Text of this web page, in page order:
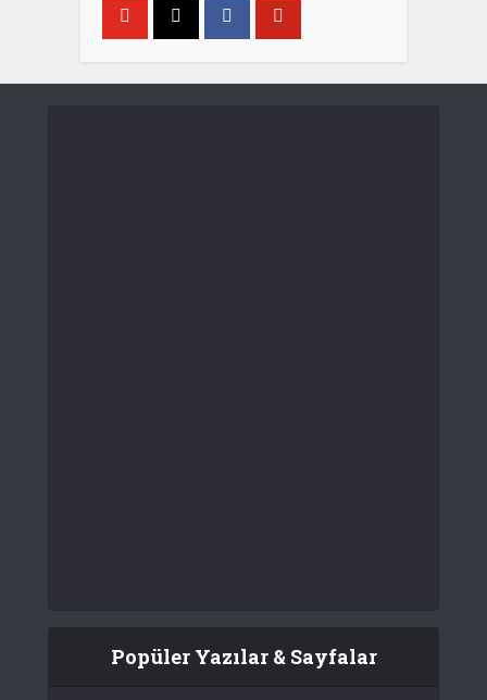
Popüler Yazılar & Sayfalar